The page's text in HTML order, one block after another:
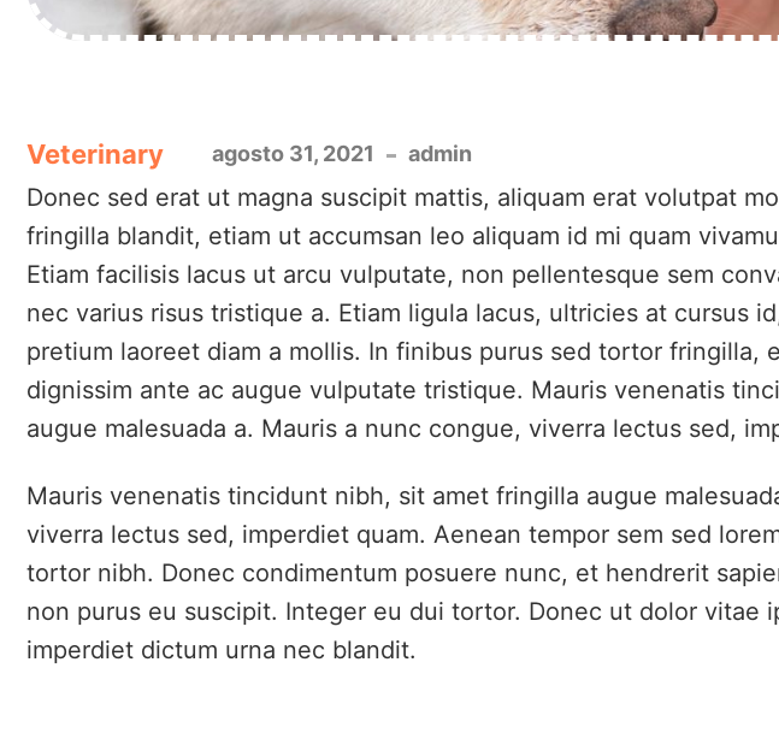
Veterinary agosto 31, 2021 admin
Donec sed erat ut magna suscipit mattis, aliquam erat volutpat
fringilla blandit, etiam ut accumsan leo aliquam id mi quam
Etiam facilisis lacus ut arcu vulputate, non pellentesque sem
nec varius risus tristique a. Etiam ligula lacus, ultricies at cursus
pretium laoreet diam a mollis. In finibus purus sed tortor fringilla,
dignissim ante ac augue vulputate tristique. Mauris venenatis
augue malesuada a. Mauris a nunc congue, viverra lectus sed,
Mauris venenatis tincidunt nibh, sit amet fringilla augue
viverra lectus sed, imperdiet quam. Aenean tempor sem sed
tortor nibh. Donec condimentum posuere nunc, et hendrerit
non purus eu suscipit. Integer eu dui tortor. Donec ut dolor vitae
imperdiet dictum urna nec blandit.